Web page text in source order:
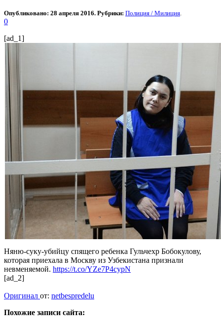
Опубликовано: 28 апреля 2016. Рубрики: Полиция / Милиция
0
[ad_1]
Няню-суку-убийцу спящего ребенка Гульчехр Бобокулову,
которая приехала в Москву из Узбекистана признали
невменяемой. https://t.co/YZe7P4cypN
[ad_2]
Оригинал от: netbespredelu
Похожие записи сайта: